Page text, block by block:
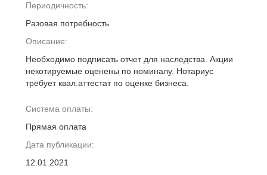
Периодичность:
Разовая потребность
Описание:
Необходимо подписать отчет для наследства. Акции
некотируемые оценены по номиналу. Нотариус
требует квал.аттестат по оценке бизнеса.
Система оплаты:
Прямая оплата
Дата публикации:
12.01.2021